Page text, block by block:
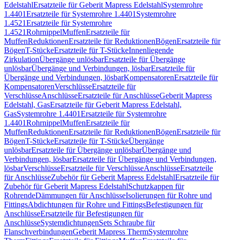
EdelstahlErsatzteile für Geberit Mapress EdelstahlSystemrohre
1.4401Ersatzteile für Systemrohre 1.4401 Systemrohre
1.4521Ersatzteile für Systemrohre
1.4521RohrnippelMuffenErsatzteile für
MuffenReduktionenErsatzteile für ReduktionenBögenErsatzteile für
BögenT-StückeErsatzteile für T-StückeInnenliegende
ZirkulationÜbergänge unlösbarErsatzteile für Übergänge
unlösbarÜbergänge und Verbindungen, lösbarErsatzteile für
Übergänge und Verbindungen, lösbarKompensatorenErsatzteile für
KompensatorenVerschlüsseErsatzteile für
VerschlüsseAnschlüsseErsatzteile für AnschlüsseGeberit Mapress
Edelstahl, GasErsatzteile für Geberit Mapress Edelstahl,
GasSystemrohre 1.4401Ersatzteile für Systemrohre
1.4401RohrnippelMuffenErsatzteile für
MuffenReduktionenErsatzteile für ReduktionenBögenErsatzteile für
BögenT-StückeErsatzteile für T-StückeÜbergänge
unlösbarErsatzteile für Übergänge unlösbarÜbergänge und
Verbindungen, lösbarErsatzteile für Übergänge und Verbindungen,
lösbarVerschlüsseErsatzteile für VerschlüsseAnschlüsseErsatzteile
für AnschlüsseZubehör für Geberit Mapress EdelstahlErsatzteile für
Zubehör für Geberit Mapress EdelstahlSchutzkappen für
RohrendeDämmungen für AnschlüsseIsolierungen für Rohre und
FittingsAbdichtungen für Rohre und FittingsBefestigungen für
AnschlüsseErsatzteile für Befestigungen für
AnschlüsseSystemdichtungenSets Schraube für
FlanschverbindungenGeberit Mapress ThermSystemrohre